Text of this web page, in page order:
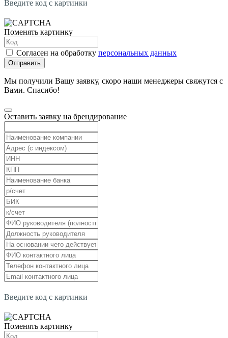
Введите код с картинки
Поменять картинку
Согласен на обработку персональных данных
Отправить
Мы получили Вашу заявку, скоро наши менеджеры свяжутся с
Вами. Спасибо!
Оставить заявку на брендирование
Введите код с картинки
Поменять картинку